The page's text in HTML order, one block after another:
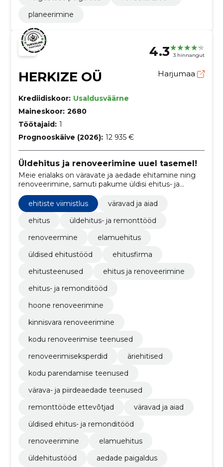
planeerimine
4.3 3 hinnangut
HERKIZE OÜ Harjumaa
Krediidiskoor: Usaldusväärne
Maineskoor: 2680
Töötajaid: 1
Prognooskäive (2026): 12 935 €
Üldehitus ja renoveerimine uuel tasemel!
Meie erialaks on väravate ja aedade ehitamine ning
renoveerimine, samuti pakume üldisi ehitus- ja
remonditöid.
ehitiste viimistlus
väravad ja aiad
ehitus
üldehitus- ja remonttööd
renoveermine
elamuehitus
üldised ehitustööd
ehitusfirma
ehitusteenused
ehitus ja renoveerimine
ehitus- ja remonditööd
hoone renoveerimine
kinnisvara renoveerimine
kodu renoveerimise teenused
renoveerimiseksperdid
äriehitised
kodu parendamise teenused
värava- ja piirdeaedade teenused
remonttööde ettevõtjad
väravad ja aiad
üldised ehitus- ja remonditööd
renoveerimine
elamuehitus
üldehitustööd
aedade paigaldus